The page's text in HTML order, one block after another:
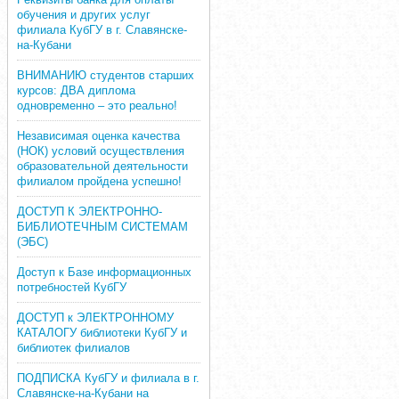
обучения и других услуг
филиала КубГУ в г. Славянске-
на-Кубани
ВНИМАНИЮ студентов старших
курсов: ДВА диплома
одновременно – это реально!
Независимая оценка качества
(НОК) условий осуществления
образовательной деятельности
филиалом пройдена успешно!
ДОСТУП К ЭЛЕКТРОННО-
БИБЛИОТЕЧНЫМ СИСТЕМАМ
(ЭБС)
Доступ к Базе информационных
потребностей КубГУ
ДОСТУП к ЭЛЕКТРОННОМУ
КАТАЛОГУ библиотеки КубГУ и
библиотек филиалов
ПОДПИСКА КубГУ и филиала в г.
Славянске-на-Кубани на